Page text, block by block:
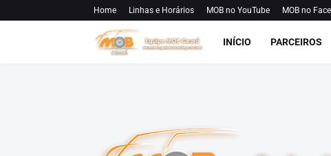
Home Linhas e Horários MOB no YouTube MOB no
INÍCIO PARCEIROS